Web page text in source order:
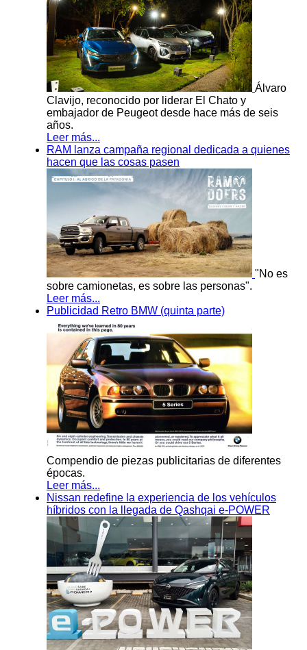
Álvaro
Clavijo, reconocido por liderar El Chato y
embajador de Peugeot desde hace más de seis
años.
Leer más...
RAM lanza campaña regional dedicada a quienes
hacen que las cosas pasen
"No es
sobre camionetas, es sobre las personas".
Leer más...
Publicidad Retro BMW (quinta parte)
Compendio de piezas publicitarias de diferentes
épocas.
Leer más...
Nissan redefine la experiencia de los vehículos
híbridos con la llegada de Qashqai e-POWER